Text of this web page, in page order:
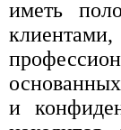
иметь
и